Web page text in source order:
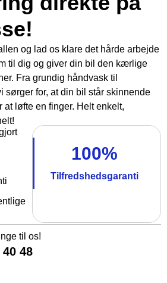
og lad os klare det hårde arbejde
til dig og giver din bil den kærlige
Fra grundig håndvask til
sørger for, at din bil står skinnende
at løfte en finger. Helt enkelt,
100%
Tilfredshedsgaranti
til os!
48